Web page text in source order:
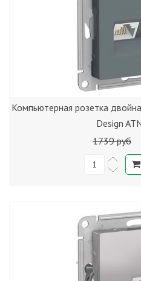
Компьютерная розетка
Design
1739 руб